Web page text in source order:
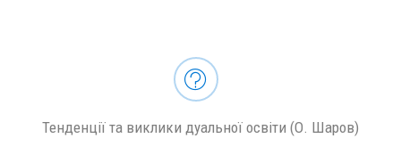
Тенденції та виклики дуальної освіти (О. Шаров)